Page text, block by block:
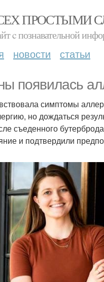
ПРОСТЫМИ
c познавательной
новости статьи
симптомы
но дождаться
съеденного
и подтвердили